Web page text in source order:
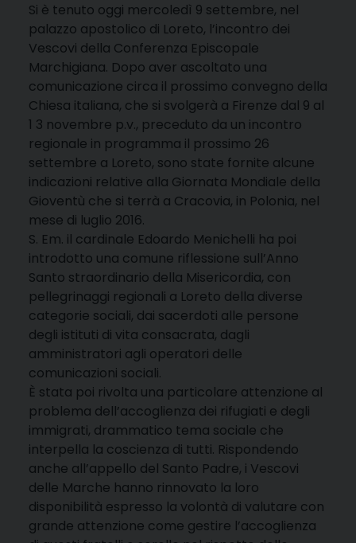
Si è tenuto oggi mercoledì 9 settembre, nel
palazzo apostolico di Loreto, l’incontro dei
Vescovi della Conferenza Episcopale
Marchigiana. Dopo aver ascoltato una
comunicazione circa il prossimo convegno della
Chiesa italiana, che si svolgerà a Firenze dal 9 al
1 3 novembre p.v., preceduto da un incontro
regionale in programma il prossimo 26
settembre a Loreto, sono state fornite alcune
indicazioni relative alla Giornata Mondiale della
Gioventù che si terrà a Cracovia, in Polonia, nel
mese di luglio 2016.
S. Em. il cardinale Edoardo Menichelli ha poi
introdotto una comune riflessione sull’Anno
Santo straordinario della Misericordia, con
pellegrinaggi regionali a Loreto della diverse
categorie sociali, dai sacerdoti alle persone
degli istituti di vita consacrata, dagli
amministratori agli operatori delle
comunicazioni sociali.
È stata poi rivolta una particolare attenzione al
problema dell’accoglienza dei rifugiati e degli
immigrati, drammatico tema sociale che
interpella la coscienza di tutti. Rispondendo
anche all’appello del Santo Padre, i Vescovi
delle Marche hanno rinnovato la loro
disponibilità espresso la volontà di valutare con
grande attenzione come gestire l’accoglienza